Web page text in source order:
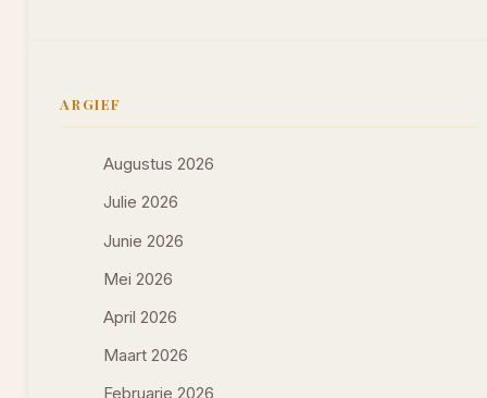
ARGIEF
Augustus 2026
Julie 2026
Junie 2026
Mei 2026
April 2026
Maart 2026